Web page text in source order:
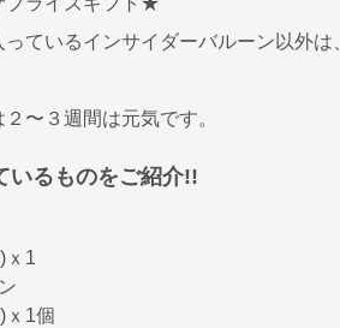
ているインサイダーバルーン以外
〜３週間は元気です。
いるものをご紹介!!
ｘ1
1個